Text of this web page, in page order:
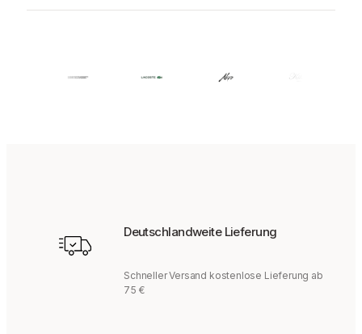
Deutschlandweite Lieferung
Schneller Versand kostenlose Lieferung ab
75 €